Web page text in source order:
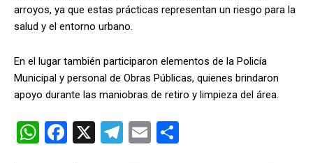
arroyos, ya que estas prácticas representan un riesgo para la
salud y el entorno urbano.
En el lugar también participaron elementos de la Policía
Municipal y personal de Obras Públicas, quienes brindaron
apoyo durante las maniobras de retiro y limpieza del área.
W F
X
T
E